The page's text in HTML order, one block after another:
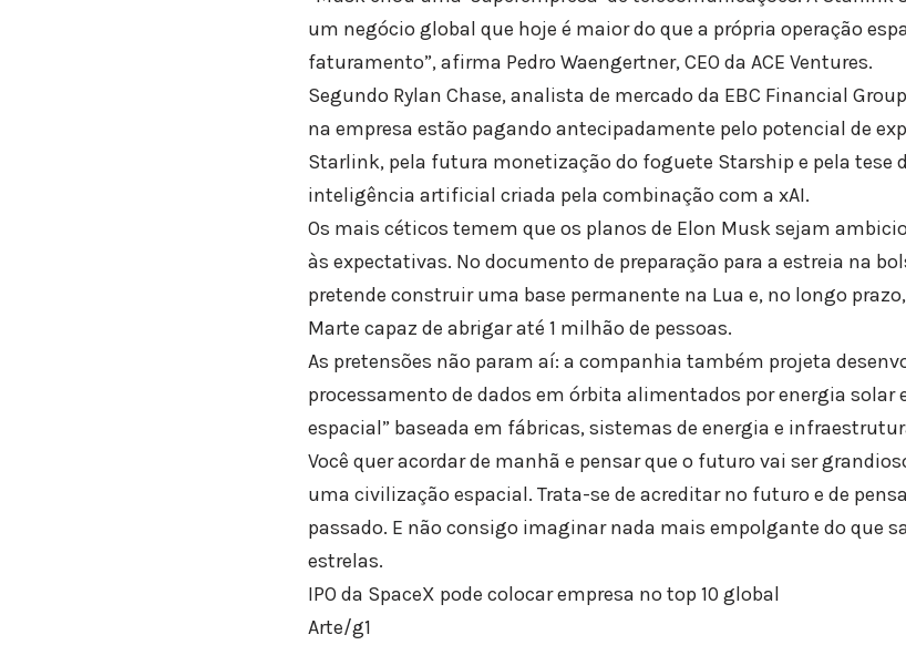
um negócio global que hoje é maior do que a própria operação
faturamento”, afirma Pedro Waengertner, CEO da ACE Ventures.
Segundo Rylan Chase, analista de mercado da EBC Financial
na empresa estão pagando antecipadamente pelo potencial de
Starlink, pela futura monetização do foguete Starship e pela tese
inteligência artificial criada pela combinação com a xAI.
Os mais céticos temem que os planos de Elon Musk sejam
às expectativas. No documento de preparação para a estreia na
pretende construir uma base permanente na Lua e, no longo
Marte capaz de abrigar até 1 milhão de pessoas.
As pretensões não param aí: a companhia também projeta
processamento de dados em órbita alimentados por energia
espacial” baseada em fábricas, sistemas de energia e
Você quer acordar de manhã e pensar que o futuro vai ser
uma civilização espacial. Trata-se de acreditar no futuro e de
passado. E não consigo imaginar nada mais empolgante do que
estrelas.
IPO da SpaceX pode colocar empresa no top 10 global
Arte/g1